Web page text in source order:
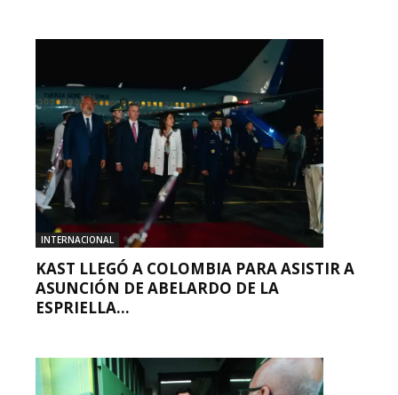
INTERNACIONAL
KAST LLEGÓ A COLOMBIA PARA ASISTIR A
ASUNCIÓN DE ABELARDO DE LA
ESPRIELLA...